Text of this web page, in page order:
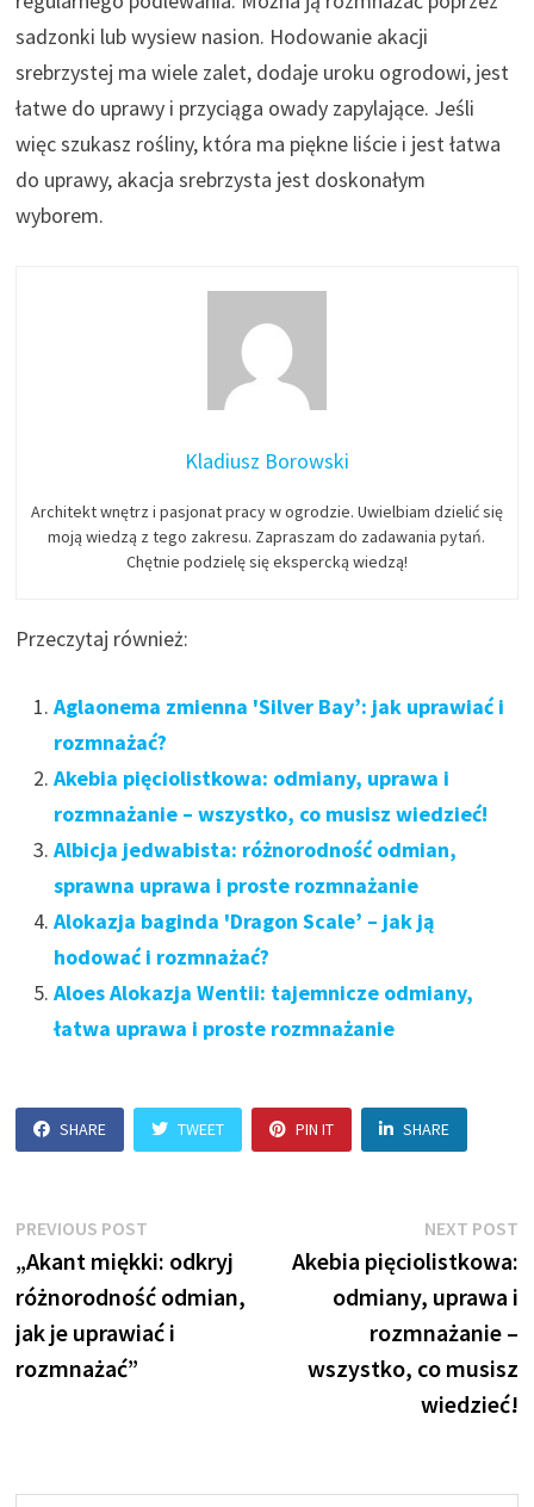
sadzonki lub wysiew nasion. Hodowanie akacji
srebrzystej ma wiele zalet, dodaje uroku ogrodowi, jest
łatwe do uprawy i przyciąga owady zapylające. Jeśli
więc szukasz rośliny, która ma piękne liście i jest łatwa
do uprawy, akacja srebrzysta jest doskonałym
wyborem.
Kladiusz Borowski
Architekt wnętrz i pasjonat pracy w ogrodzie. Uwielbiam dzielić się
moją wiedzą z tego zakresu. Zapraszam do zadawania pytań.
Chętnie podzielę się ekspercką wiedzą!
Przeczytaj również:
Aglaonema zmienna 'Silver Bay’: jak uprawiać i
rozmnażać?
Akebia pięciolistkowa: odmiany, uprawa i
rozmnażanie – wszystko, co musisz wiedzieć!
Albicja jedwabista: różnorodność odmian,
sprawna uprawa i proste rozmnażanie
Alokazja baginda 'Dragon Scale’ – jak ją
hodować i rozmnażać?
Aloes Alokazja Wentii: tajemnicze odmiany,
łatwa uprawa i proste rozmnażanie
SHARE TWEET PIN IT SHARE
Nawigacja
wpisu
PREVIOUS POST
post:
„Akant miękki: odkryj
różnorodność odmian,
jak je uprawiać i
rozmnażać”
NEXT POST
Akebia pięciolistkowa:
odmiany, uprawa i
rozmnażanie –
wszystko, co musisz
wiedzieć!